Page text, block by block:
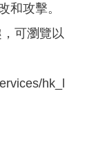
和攻擊。
可瀏覽以
hk_l